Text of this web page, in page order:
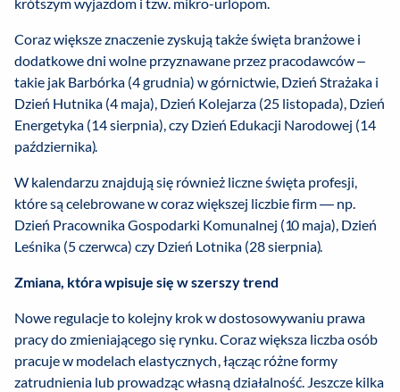
krótszym wyjazdom i tzw. mikro-urlopom.
Coraz większe znaczenie zyskują także święta branżowe i
dodatkowe dni wolne przyznawane przez pracodawców –
takie jak Barbórka (4 grudnia) w górnictwie, Dzień Strażaka i
Dzień Hutnika (4 maja), Dzień Kolejarza (25 listopada), Dzień
Energetyka (14 sierpnia), czy Dzień Edukacji Narodowej (14
października).
W kalendarzu znajdują się również liczne święta profesji,
które są celebrowane w coraz większej liczbie firm — np.
Dzień Pracownika Gospodarki Komunalnej (10 maja), Dzień
Leśnika (5 czerwca) czy Dzień Lotnika (28 sierpnia).
Zmiana, która wpisuje się w szerszy trend
Nowe regulacje to kolejny krok w dostosowywaniu prawa
pracy do zmieniającego się rynku. Coraz większa liczba osób
pracuje w modelach elastycznych, łącząc różne formy
zatrudnienia lub prowadząc własną działalność. Jeszcze kilka